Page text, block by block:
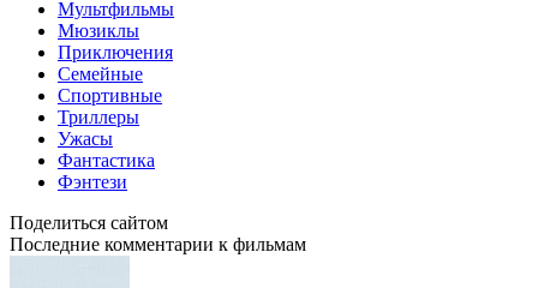
Мультфильмы
Мюзиклы
Приключения
Семейные
Спортивные
Триллеры
Ужасы
Фантастика
Фэнтези
Поделиться сайтом
Последние комментарии к фильмам